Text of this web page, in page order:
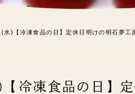
水)【冷凍食品の日】定休日明けの明石夢
冷凍食品の日】